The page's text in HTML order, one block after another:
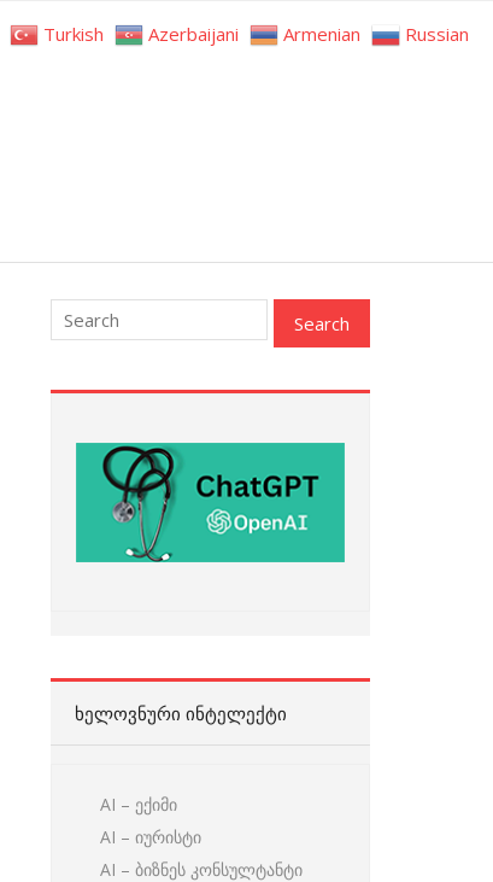
ᲮᲔᲚᲝᲕᲜᲣᲠᲘ ᲘᲜᲢᲔᲚᲔᲥᲢᲘ
AI – ექიმი
AI – იურისტი
AI – ბიზნეს კონსულტანტი
Turkish Azerbaijani Armenian Russian